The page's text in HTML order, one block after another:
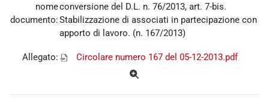
nome
documento:
conversione del D.L. n. 76/2013, art. 7-bis.
Stabilizzazione di associati in partecipazione con
apporto di lavoro. (n. 167/2013)
Allegato: Circolare numero 167 del 05-12-2013.pdf